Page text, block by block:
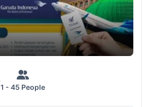
1 - 45 People